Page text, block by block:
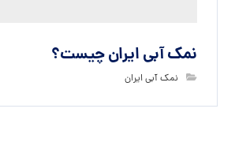
نمک آبی ایران چیست؟
نمک آبی ایران